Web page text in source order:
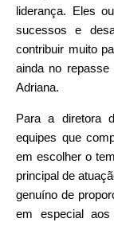
liderança. Eles
sucessos e
contribuir muito
ainda no repasse
Adriana.
Para a diretora
equipes que
em escolher o
principal de
genuíno de
em especial